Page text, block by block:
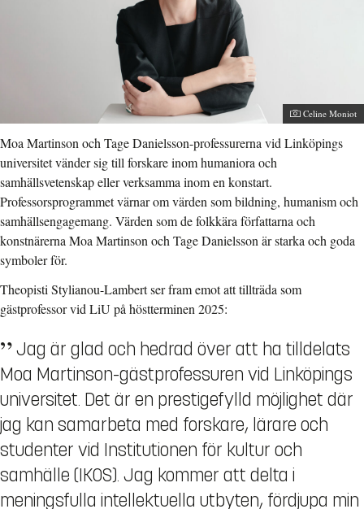
Fotograf:
Celine Moniot
Moa Martinson och Tage Danielsson-professurerna vid Linköpings
universitet vänder sig till forskare inom humaniora och
samhällsvetenskap eller verksamma inom en konstart.
Professorsprogrammet värnar om värden som bildning, humanism och
samhällsengagemang. Värden som de folkkära författarna och
konstnärerna Moa Martinson och Tage Danielsson är starka och goda
symboler för.
Theopisti Stylianou-Lambert ser fram emot att tillträda som
gästprofessor vid LiU på höstterminen 2025:
Jag är glad och hedrad över att ha tilldelats
Moa Martinson-gästprofessuren vid Linköpings
universitet. Det är en prestigefylld möjlighet där
jag kan samarbeta med forskare, lärare och
studenter vid Institutionen för kultur och
samhälle (IKOS). Jag kommer att delta i
meningsfulla intellektuella utbyten, fördjupa min